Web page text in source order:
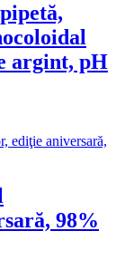
argint, pH
98%